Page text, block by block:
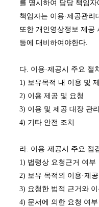
를 명시하여 담당 책임
책임자는 이용·제공관
또한 개인영상정보 제공
등에 대비하여야한다.
다. 이용·제공시 주요 절
1) 보유목적 내 이용 및
2) 이용 제공 및 요청
3) 이용 및 제공 대장 관리
4) 기타 안전 조치
라. 이용·제공시 주요 점
1) 법령상 요청근거 여부
2) 보유 목적외 이용·제
3) 요청한 법적 근거와
4) 문서에 의한 요청 여부